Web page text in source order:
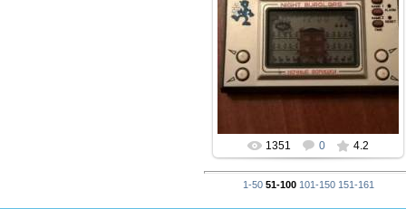
24.03.2016
Игра Электроника "Ночные
воришки".
soccer1977
1351 0 4.2
1-50 51-100 101-150 151-161